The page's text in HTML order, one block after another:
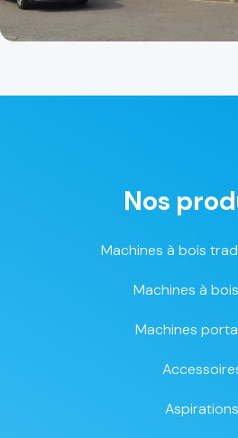
Nos
Machines à bois
Machines à
Machines
Aspirations